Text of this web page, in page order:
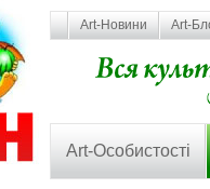
Art-Новини Art-
Art-Особистості